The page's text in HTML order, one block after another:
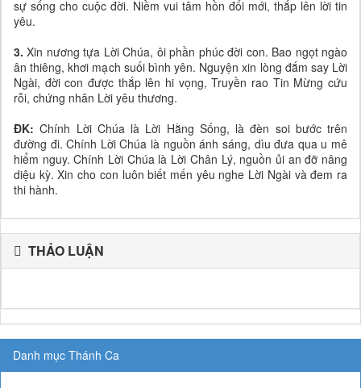
sự sống cho cuộc đời. Niềm vui tâm hồn đổi mới, thắp lên lời tin
yêu.
3.Xin nương tựa Lời Chúa, ôi phần phúc đời con. Bao ngọt ngào
ân thiêng, khơi mạch suối bình yên. Nguyện xin lòng đắm say Lời
Ngài, đời con được thắp lên hi vọng, Truyền rao Tin Mừng cứu
rỗi, chứng nhân Lời yêu thương.
ĐK: Chính Lời Chúa là Lời Hằng Sống, là đèn soi bước trên
đường đi. Chính Lời Chúa là nguồn ánh sáng, dìu đưa qua u mê
hiểm nguy. Chính Lời Chúa là Lời Chân Lý, nguồn ủi an đỡ nâng
diệu kỳ. Xin cho con luôn biết mến yêu nghe Lời Ngài và đem ra
thi hành.
THẢO LUẬN
Danh mục Thánh Ca